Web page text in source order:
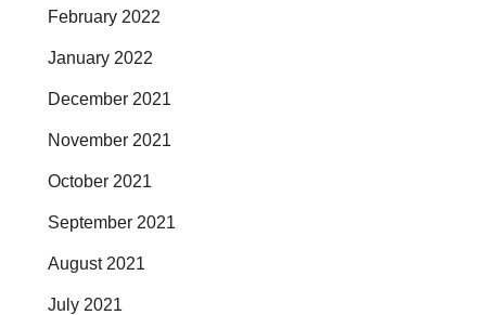
February 2022
January 2022
December 2021
November 2021
October 2021
September 2021
August 2021
July 2021